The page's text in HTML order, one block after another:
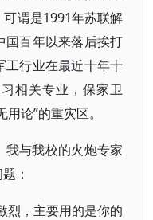
谓是1991年苏联解
国百年以来落后挨打
工行业在最近十年十
相关专业，保家卫
论”的重灾区。
与我校的火炮专家
：
烈，主要用的是你的